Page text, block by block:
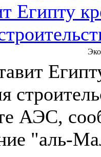
Египту
АЭС,
"аль-